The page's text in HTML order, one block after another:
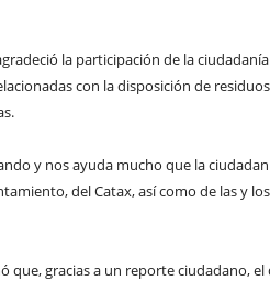
la participación de la
con la disposición de
y nos ayuda mucho que la
del Catax, así como de las y
que, gracias a un reporte ciudadano,